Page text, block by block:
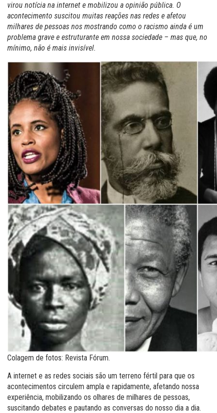
virou notícia na internet e mobilizou a opinião pública. O
acontecimento suscitou muitas reações nas redes e afetou
milhares de pessoas nos mostrando como o racismo ainda é um
problema grave e estruturante em nossa sociedade – mas que, no
mínimo, não é mais invisível.
Colagem de fotos: Revista Fórum.
A internet e as redes sociais são um terreno fértil para que os
acontecimentos circulem ampla e rapidamente, afetando nossa
experiência, mobilizando os olhares de milhares de pessoas,
suscitando debates e pautando as conversas do nosso dia a dia.